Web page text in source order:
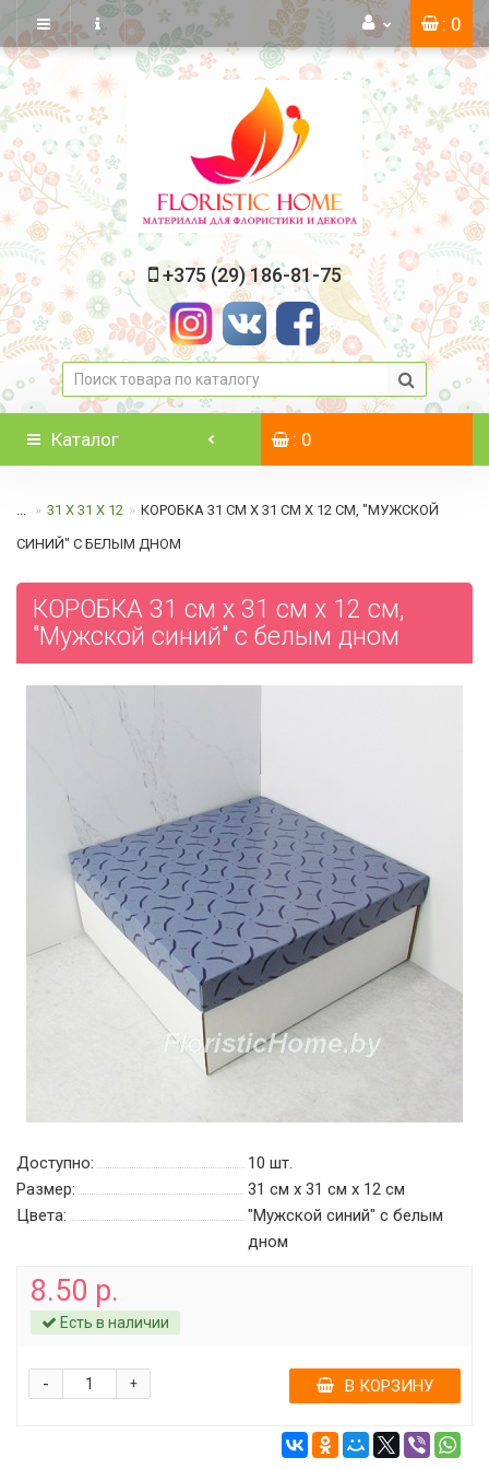
: 0
+375 (29) 186-81-75
Каталог : 0
... 31 Х 31 Х 12 КОРОБКА 31 СМ Х 31 СМ Х 12 СМ, "МУЖСКОЙ
СИНИЙ" C БЕЛЫМ ДНОМ
КОРОБКА 31 см х 31 см х 12 см,
"Мужской синий" c белым дном
Доступно: 10 шт.
Размер:
31 см х 31 см х 12 см
Цвета:
"Мужской синий" c белым
дном
8.50 р.
Есть в наличии
+
- В КОРЗИНУ